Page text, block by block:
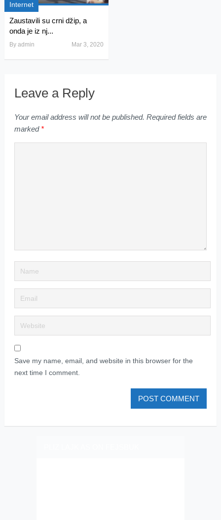
Internet
Zaustavili su crni džip, a
onda je iz nj...
By admin Mar 3, 2020
Leave a Reply
Your email address will not be published. Required fields are
marked *
Save my name, email, and website in this browser for the
next time I comment.